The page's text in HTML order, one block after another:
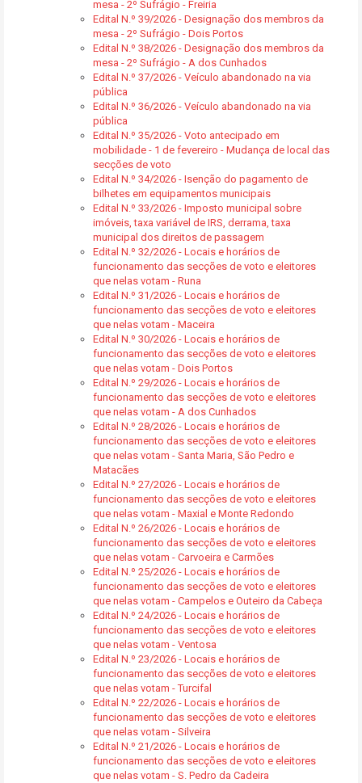
mesa - 2º Sufrágio - Freiria
Edital N.º 39/2026 - Designação dos membros da
mesa - 2º Sufrágio - Dois Portos
Edital N.º 38/2026 - Designação dos membros da
mesa - 2º Sufrágio - A dos Cunhados
Edital N.º 37/2026 - Veículo abandonado na via
pública
Edital N.º 36/2026 - Veículo abandonado na via
pública
Edital N.º 35/2026 - Voto antecipado em
mobilidade - 1 de fevereiro - Mudança de local das
secções de voto
Edital N.º 34/2026 - Isenção do pagamento de
bilhetes em equipamentos municipais
Edital N.º 33/2026 - Imposto municipal sobre
imóveis, taxa variável de IRS, derrama, taxa
municipal dos direitos de passagem
Edital N.º 32/2026 - Locais e horários de
funcionamento das secções de voto e eleitores
que nelas votam - Runa
Edital N.º 31/2026 - Locais e horários de
funcionamento das secções de voto e eleitores
que nelas votam - Maceira
Edital N.º 30/2026 - Locais e horários de
funcionamento das secções de voto e eleitores
que nelas votam - Dois Portos
Edital N.º 29/2026 - Locais e horários de
funcionamento das secções de voto e eleitores
que nelas votam - A dos Cunhados
Edital N.º 28/2026 - Locais e horários de
funcionamento das secções de voto e eleitores
que nelas votam - Santa Maria, São Pedro e
Matacães
Edital N.º 27/2026 - Locais e horários de
funcionamento das secções de voto e eleitores
que nelas votam - Maxial e Monte Redondo
Edital N.º 26/2026 - Locais e horários de
funcionamento das secções de voto e eleitores
que nelas votam - Carvoeira e Carmões
Edital N.º 25/2026 - Locais e horários de
funcionamento das secções de voto e eleitores
que nelas votam - Campelos e Outeiro da Cabeça
Edital N.º 24/2026 - Locais e horários de
funcionamento das secções de voto e eleitores
que nelas votam - Ventosa
Edital N.º 23/2026 - Locais e horários de
funcionamento das secções de voto e eleitores
que nelas votam - Turcifal
Edital N.º 22/2026 - Locais e horários de
funcionamento das secções de voto e eleitores
que nelas votam - Silveira
Edital N.º 21/2026 - Locais e horários de
funcionamento das secções de voto e eleitores
que nelas votam - S. Pedro da Cadeira